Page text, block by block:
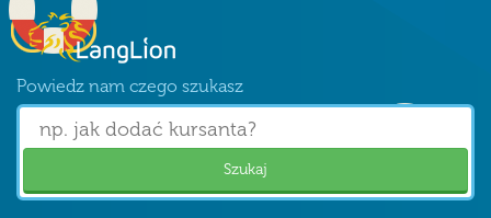
Powiedz nam czego szukasz
Szukaj